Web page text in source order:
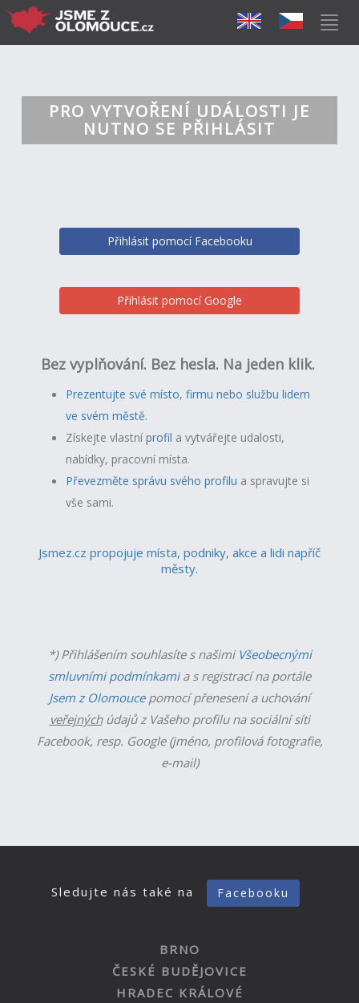
PRO VYTVOŘENÍ UDÁLOSTI JE
NUTNO SE PŘIHLÁSIT
Přihlásit pomocí Facebooku
Přihlásit pomocí Google
Bez vyplňování. Bez hesla. Na jeden klik.
Prezentujte své místo, firmu nebo službu lidem
ve svém městě.
Získejte vlastníprofil a vytvářejte udalosti,
nabídky, pracovní místa.
Převezměte správu svého profilu a spravujte si
vše sami.
Jsmez.cz propojuje místa, podniky, akce a lidi napříč
městy.
*) Přihlášením souhlasíte s našimi Všeobecnými
smluvními podmínkamia s registrací na portále
Jsem z Olomoucepomocí přenesení a uchování
veřejnýchúdajů z Vašeho profilu na sociální síti
Facebook, resp. Google (jméno, profilová fotografie,
e-mail)
Sledujte nás také na Facebooku
BRNO
ČESKÉ BUDĚJOVICE
HRADEC KRÁLOVÉ